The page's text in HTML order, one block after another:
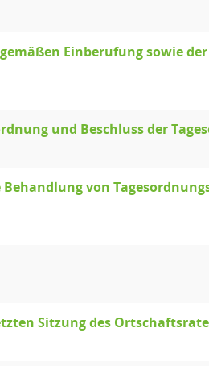
Einberufung sowie
und Beschluss der
von
Sitzung des